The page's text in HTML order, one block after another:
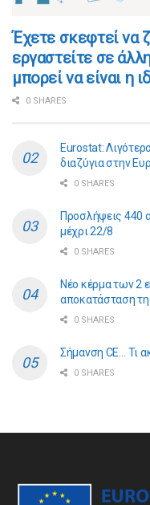
​​Έχετε σκεφτεί να
εργαστείτε σε
μπορεί να είναι η
0 SHARES
Eurostat:
διαζύγια στην
0 SHARES
Προσλήψεις 440
μέχρι 22/8
0 SHARES
Νέο κέρμα των 2
αποκατάσταση
0 SHARES
Σήμανση CE… Τι
0 SHARES